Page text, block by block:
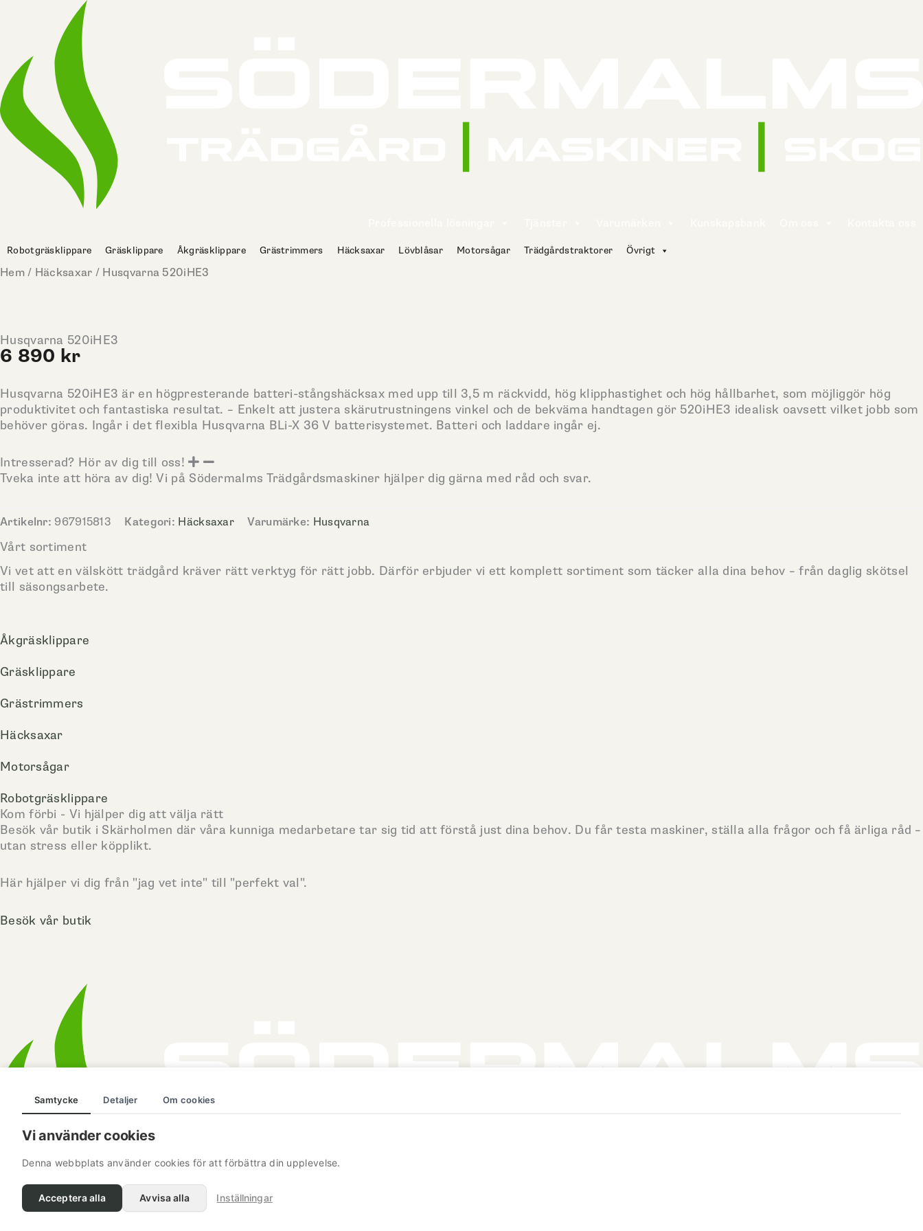
Samtycke Detaljer Om cookies
Vi använder cookies
Denna webbplats använder cookies för att förbättra din upplevelse.
Acceptera alla Avvisa alla Inställningar
Robotgräsklippare Gräsklippare Åkgräsklippare Grästrimmers Häcksaxar Lövblåsar Motorsågar Trädgårdstraktorer Övrigt
Hem/ Häcksaxar / Husqvarna 520iHE3
Husqvarna 520iHE3
6 890 kr
Husqvarna 520iHE3 är en högpresterande batteri-stångshäcksax med upp till 3,5 m räckvidd, hög klipphastighet och hög hållbarhet, som möjliggör hög
produktivitet och fantastiska resultat. – Enkelt att justera skärutrustningens vinkel och de bekväma handtagen gör 520iHE3 idealisk oavsett vilket jobb som
behöver göras. Ingår i det flexibla Husqvarna BLi-X 36 V batterisystemet. Batteri och laddare ingår ej.
Intresserad? Hör av dig till oss!
Tveka inte att höra av dig! Vi på Södermalms Trädgårdsmaskiner hjälper dig gärna med råd och svar.
Artikelnr: 967915813 Kategori: Häcksaxar Varumärke: Husqvarna
Vårt sortiment
Vi vet att en välskött trädgård kräver rätt verktyg för rätt jobb. Därför erbjuder vi ett komplett sortiment som täcker alla dina behov – från daglig skötsel
till säsongsarbete.
Åkgräsklippare
Gräsklippare
Grästrimmers
Häcksaxar
Motorsågar
Robotgräsklippare
Kom förbi - Vi hjälper dig att välja rätt
Besök vår butik i Skärholmen där våra kunniga medarbetare tar sig tid att förstå just dina behov. Du får testa maskiner, ställa alla frågor och få ärliga råd –
utan stress eller köpplikt.
Här hjälper vi dig från "jag vet inte" till "perfekt val".
Besök vår butik
© 2026 Södermalms Trädgårdsmaskiner. All Rights Reserved.